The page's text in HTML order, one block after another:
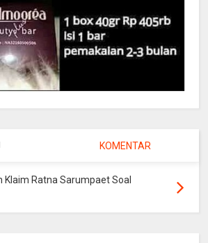
KOMENTAR
Klaim Ratna Sarumpaet Soal